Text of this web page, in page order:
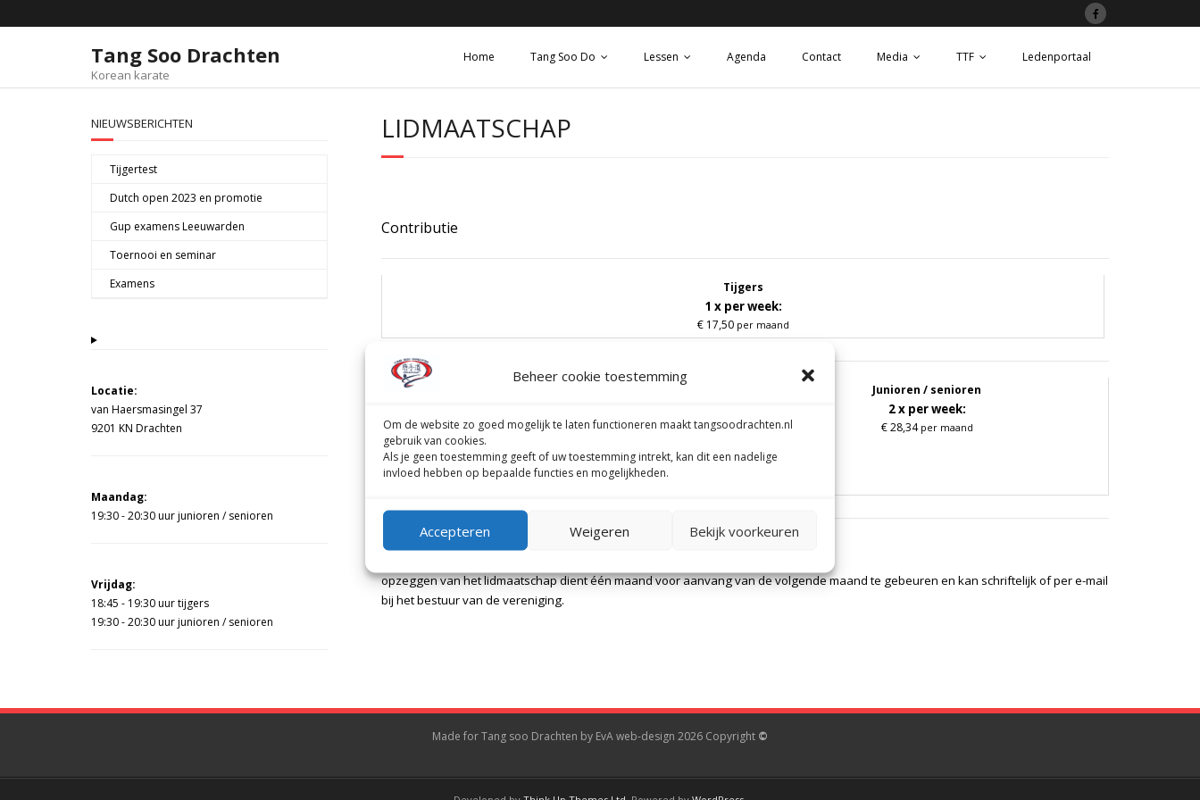
Beheer cookie toestemming
Om de website zo goed mogelijk te laten functioneren maakt tangsoodrachten.nl
gebruik van cookies.
Als je geen toestemming geeft of uw toestemming intrekt, kan dit een nadelige
invloed hebben op bepaalde functies en mogelijkheden.
Accepteren Weigeren Bekijk voorkeuren
Tang Soo Drachten
Korean karate
Home Tang Soo Do Lessen Agenda Contact Media TTF Ledenportaal
LIDMAATSCHAP
Contributie
Tijgers
1 x per week:
€ 17,50 per maand
€ 21,67per maand
Junioren / senioren
2 x per week:
€ 28,34 per maand
opzeggen van het lidmaatschap dient één maand voor aanvang van de volgende maand te gebeuren en kan schriftelijk of per e-mail
bij het bestuur van de vereniging.
NIEUWSBERICHTEN
Tijgertest
Dutch open 2023 en promotie
Gup examens Leeuwarden
Toernooi en seminar
Examens
Locatie:
van Haersmasingel 37
9201 KN Drachten
Maandag:
19:30 - 20:30 uur junioren / senioren
Vrijdag:
18:45 - 19:30 uur tijgers
19:30 - 20:30 uur junioren / senioren
Made for Tang soo Drachten by EvA web-design 2026 Copyright ©